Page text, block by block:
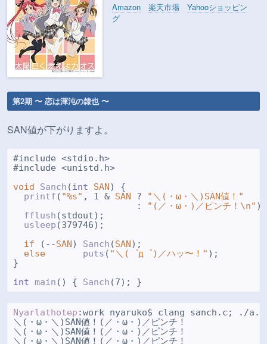
Amazon
楽天市場
Yahooショッピン
グ
第2期 〜 恋は渾沌の隷也 〜
SAN値が下がりますよ。
#include <stdio.h>
#include <unistd.h>
void
Sanch ( int SAN ) {
printf ( "%s" , 1 & SAN ?
"＼(・ω・＼)SAN値！"
                       :
"(／・ω・)／ピンチ！\n" );
fflush (stdout);
usleep (379746);
if (--SAN ) Sanch (SAN );
else
puts ( "＼(゜д゜)／ハッ〜！" );
}
int
main () { Sanch
Nyarlathotep :work nyaruko$ clang sanch.c; ./
＼(・ω・＼)SAN値！(／・ω・)／ピンチ！
＼(・ω・＼)SAN値！(／・ω・)／ピンチ！
＼(・ω・＼)SAN値！(／・ω・)／ピンチ！